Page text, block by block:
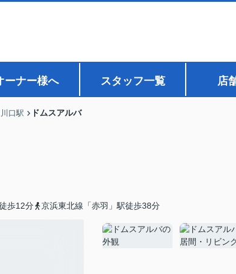
ーナー様へ スタッフ一覧 店
川口駅 ドムスアルバ
歩12分 京浜東北線「赤羽」駅徒歩38分